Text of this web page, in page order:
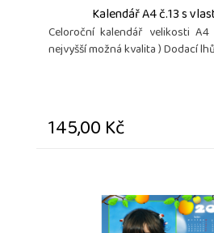
Kalendář A4 č.13 s
Celoroční kalendář velikosti
nejvyšší možná kvalita ) Dodací
145,00 Kč